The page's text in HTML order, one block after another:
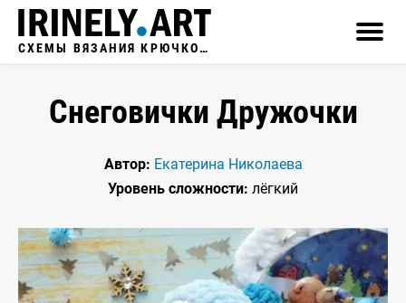
СХЕМЫ ВЯЗАНИЯ КРЮЧКОМ
Снеговички Дружочки
Автор: Екатерина Николаева
Уровень сложности: лёгкий